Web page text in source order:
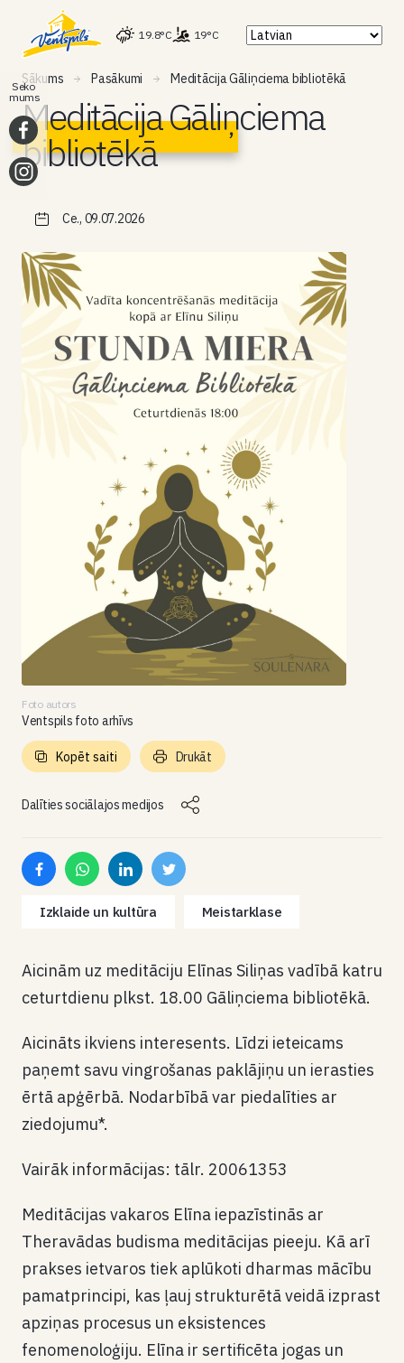
19.8°C 19°C
Sākums Pasākumi Meditācija Gāliņciema bibliotēkā
Meditācija Gāliņciema
bibliotēkā
Ce., 09.07.2026
Foto autors
Ventspils foto arhīvs
Dalīties sociālajos medijos
Kopēt saiti Drukāt
Izklaide un kultūra Meistarklase
Aicinām uz meditāciju Elīnas Siliņas vadībā katru
ceturtdienu plkst. 18.00 Gāliņciema bibliotēkā.
Aicināts ikviens interesents. Līdzi ieteicams
paņemt savu vingrošanas paklājiņu un ierasties
ērtā apģērbā. Nodarbībā var piedalīties ar
ziedojumu*.
Vairāk informācijas: tālr. 20061353
Meditācijas vakaros Elīna iepazīstinās ar
Theravādas budisma meditācijas pieeju. Kā arī
prakses ietvaros tiek aplūkoti dharmas mācību
pamatprincipi, kas ļauj strukturētā veidā izprast
apziņas procesus un eksistences
fenomenoloģiju. Elīna ir sertificēta jogas un
Seko
mums